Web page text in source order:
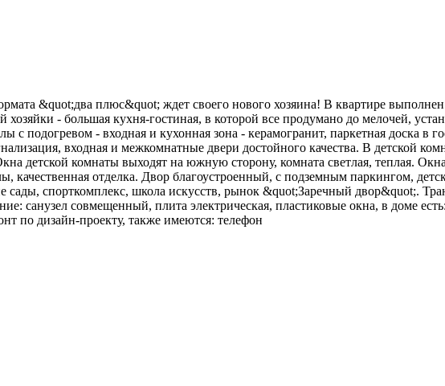
&quot;два плюс&quot; ждет своего нового хозяина! В квартире
- большая кухня-гостиная, в которой все продумано до мелочей,
подогревом - входная и кухонная зона - керамогранит, паркетная доска в
входная и межкомнатные двери достойного качества. В детской
детской комнаты выходят на южную сторону, комната светлая, теплая.
качественная отделка. Двор благоустроенный, с подземным паркингом,
спорткомплекс, школа искусств, рынок &quot;Заречный двор&quot;.
санузел совмещенный, плита электрическая, пластиковые окна, в доме
по дизайн-проекту, также имеются: телефон